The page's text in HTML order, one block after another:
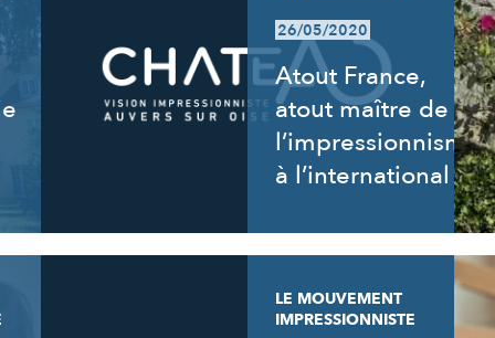
26/05/2020
Atout France,
atout maître de
l’impressionnisme
à l’international
LE MOUVEMENT
IMPRESSIONNISTE